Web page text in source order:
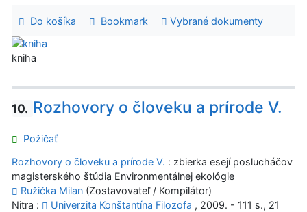
Do košíka Bookmark Vybrané dokumenty
kniha
10. Rozhovory o človeku a prírode V.
Požičať
Rozhovory o človeku a prírode V. : zbierka esejí poslucháčov
magisterského štúdia Environmentálnej ekológie
Ružička Milan (Zostavovateľ / Kompilátor)
Nitra :
Univerzita Konštantína Filozofa , 2009. - 111 s., 21